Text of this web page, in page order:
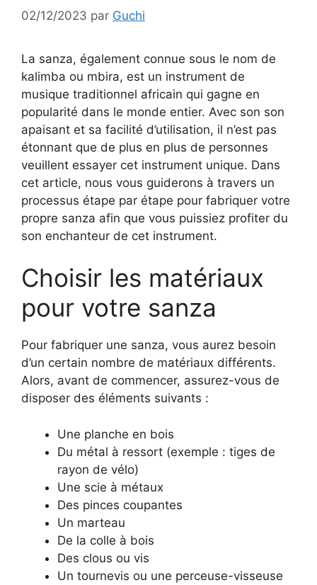
02/12/2023 par Guchi
La sanza, également connue sous le nom de
kalimba ou mbira, est un instrument de
musique traditionnel africain qui gagne en
popularité dans le monde entier. Avec son son
apaisant et sa facilité d’utilisation, il n’est pas
étonnant que de plus en plus de personnes
veuillent essayer cet instrument unique. Dans
cet article, nous vous guiderons à travers un
processus étape par étape pour fabriquer votre
propre sanza afin que vous puissiez profiter du
son enchanteur de cet instrument.
Choisir les matériaux
pour votre sanza
Pour fabriquer une sanza, vous aurez besoin
d’un certain nombre de matériaux différents.
Alors, avant de commencer, assurez-vous de
disposer des éléments suivants :
Une planche en bois
Du métal à ressort (exemple : tiges de
rayon de vélo)
Une scie à métaux
Des pinces coupantes
Un marteau
De la colle à bois
Des clous ou vis
Un tournevis ou une perceuse-visseuse